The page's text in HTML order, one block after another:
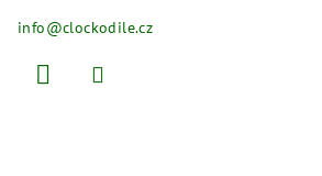
info@clockodile.cz